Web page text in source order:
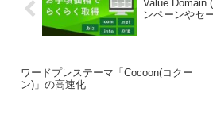
Value Domain
ンペーンやセ
ワードプレステーマ「Cocoon(コクー
ン)」の高速化